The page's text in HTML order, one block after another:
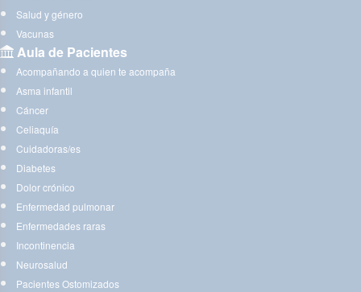
Salud y género
Vacunas
Aula de Pacientes
Acompañando a quien te acompaña
Asma infantil
Cáncer
Celiaquía
Cuidadoras/es
Diabetes
Dolor crónico
Enfermedad pulmonar
Enfermedades raras
Incontinencia
Neurosalud
Pacientes Ostomizados